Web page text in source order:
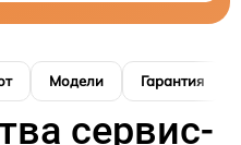
Модели Гарантия
сервис-